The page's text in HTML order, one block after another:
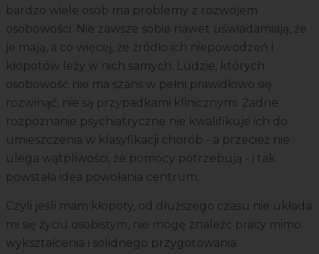
bardzo wiele osób ma problemy z rozwojem
osobowości. Nie zawsze sobie nawet uświadamiają, że
je mają, a co więcej, że źródło ich niepowodzeń i
kłopotów leży w nich samych. Ludzie, których
osobowość nie ma szans w pełni prawidłowo się
rozwinąć, nie są przypadkami klinicznymi. Żadne
rozpoznanie psychiatryczne nie kwalifikuje ich do
umieszczenia w klasyfikacji chorób - a przecież nie
ulega wątpliwości, że pomocy potrzebują - i tak
powstała idea powołania centrum.
Czyli jeśli mam kłopoty, od dłuższego czasu nie układa
mi się życiu osobistym, nie mogę znaleźć pracy mimo
wykształcenia i solidnego przygotowania